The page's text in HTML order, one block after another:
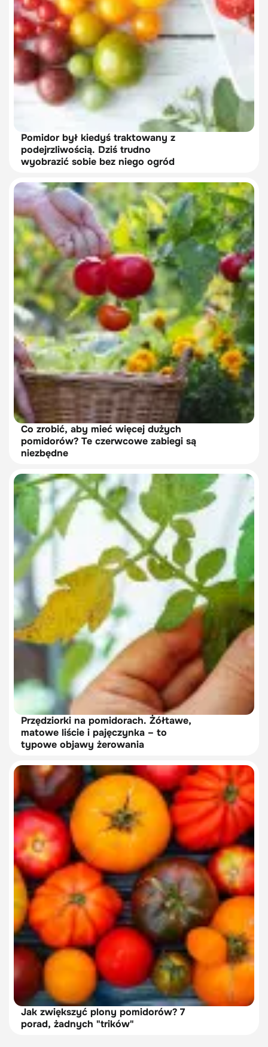
Pomidor był kiedyś traktowany z
podejrzliwością. Dziś trudno
wyobrazić sobie bez niego ogród
Co zrobić, aby mieć więcej dużych
pomidorów? Te czerwcowe zabiegi są
niezbędne
Przędziorki na pomidorach. Żółtawe,
matowe liście i pajęczynka – to
typowe objawy żerowania
Jak zwiększyć plony pomidorów? 7
porad, żadnych "trików"